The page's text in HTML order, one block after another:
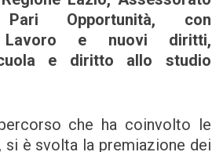
Opportunità, con
Lavoro e nuovi diritti,
e diritto allo studio
che ha coinvolto le
si è svolta la premiazione dei